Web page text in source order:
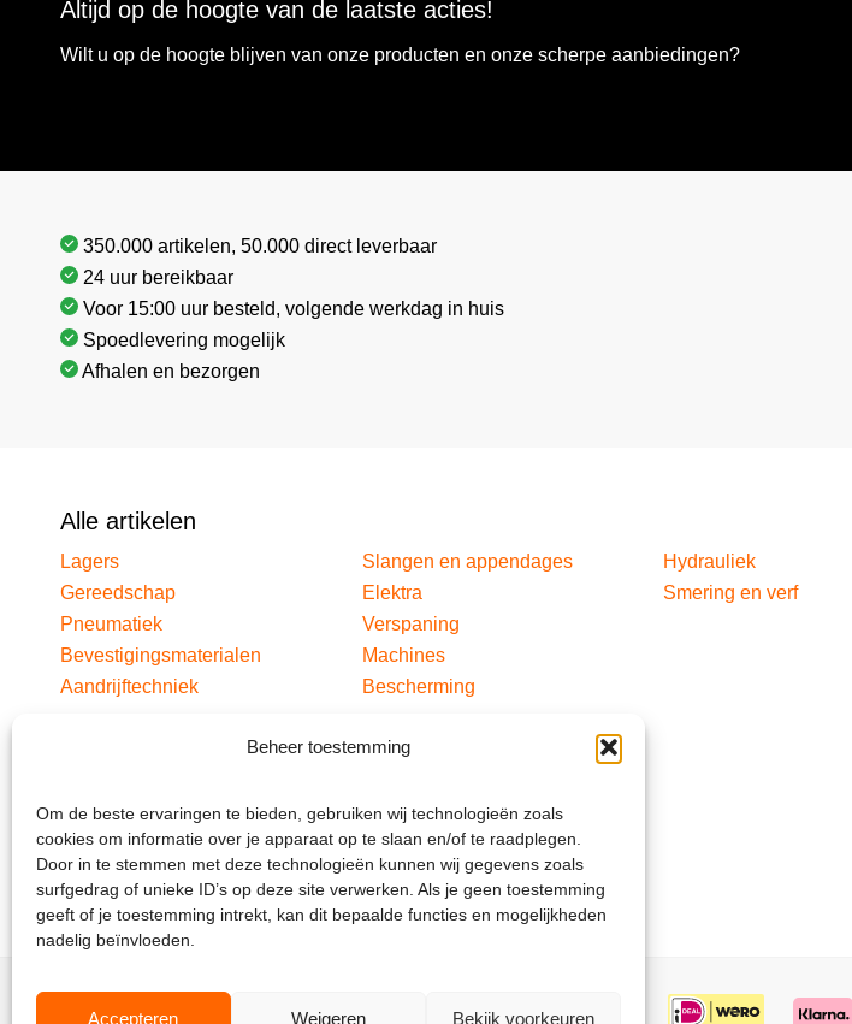
Beheer toestemming
Om de beste ervaringen te bieden, gebruiken wij technologieën zoals
cookies om informatie over je apparaat op te slaan en/of te raadplegen.
Door in te stemmen met deze technologieën kunnen wij gegevens zoals
surfgedrag of unieke ID’s op deze site verwerken. Als je geen toestemming
geeft of je toestemming intrekt, kan dit bepaalde functies en mogelijkheden
nadelig beïnvloeden.
Accepteren Weigeren Bekijk voorkeuren
Altijd op de hoogte van de laatste acties!
Wilt u op de hoogte blijven van onze producten en onze scherpe aanbiedingen?
350.000 artikelen, 50.000 direct leverbaar
24 uur bereikbaar
Voor 15:00 uur besteld, volgende werkdag in huis
Spoedlevering mogelijk
Afhalen en bezorgen
Alle artikelen
Lagers
Gereedschap
Pneumatiek
Bevestigingsmaterialen
Aandrijftechniek
Slangen en appendages
Elektra
Verspaning
Machines
Bescherming
Hydrauliek
Smering en verf